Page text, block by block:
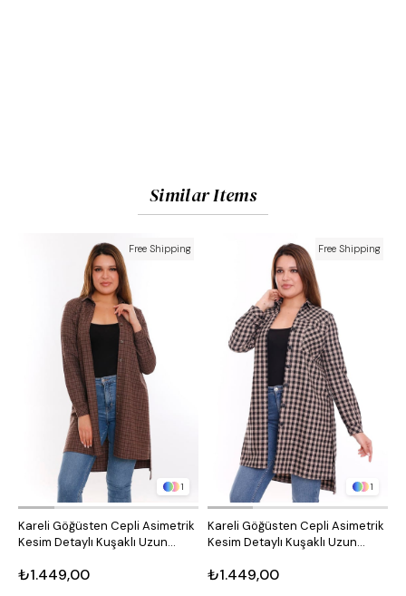
Similar Items
1
Kareli Göğüsten Cepli Asimetrik
Kesim Detaylı Kuşaklı Uzun
₺1.449,00
Free Shipping
1
Kareli Göğüsten Cepli Asimetrik
Kesim Detaylı Kuşaklı Uzun
₺1.449,00
Free Shipping